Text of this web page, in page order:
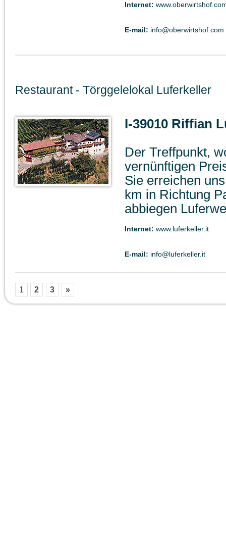
Internet:
E-mail: info@oberwirtshof.com
Restaurant - Törggelelokal Luferkeller
I-39010 Riffian
Der Treffpunkt,
vernünftigen
Sie erreichen
km in Richtung
abbiegen
Internet: www.luferkeller.it
E-mail: info@luferkeller.it
1 2 3 »